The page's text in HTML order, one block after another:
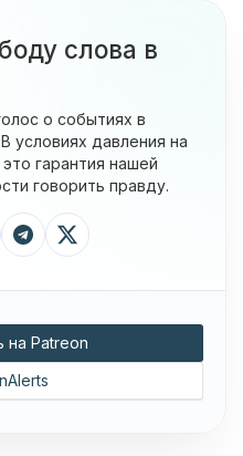
слова в
о событиях в
условиях давления на
гарантия нашей
говорить правду.
Patreon